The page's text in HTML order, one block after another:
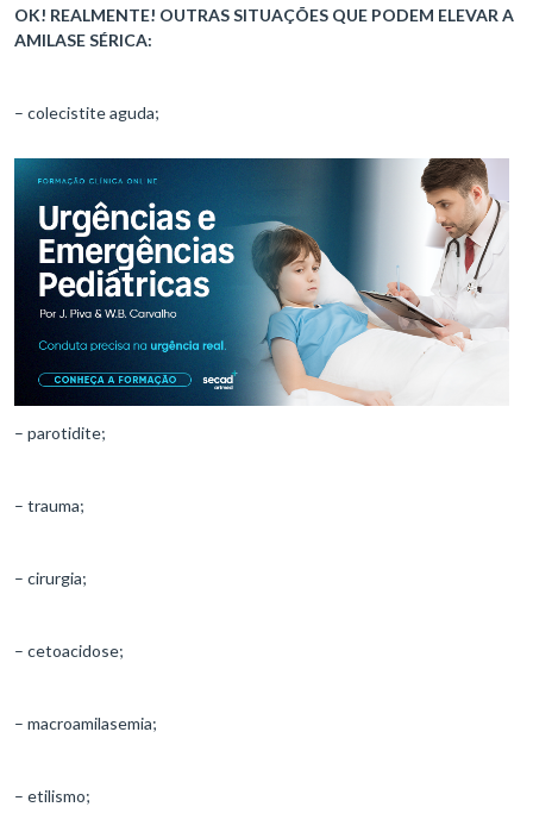
OK! REALMENTE! OUTRAS SITUAÇÕES QUE PODEM ELEVAR A
AMILASE SÉRICA:
– colecistite aguda;
– parotidite;
– trauma;
– cirurgia;
– cetoacidose;
– macroamilasemia;
– etilismo;